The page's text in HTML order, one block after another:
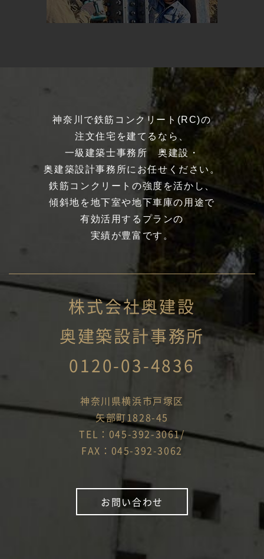
神奈川で鉄筋コンクリート(RC)の
注文住宅を建てるなら、
一級建築士事務所 奥建設・
奥建築設計事務所にお任せください。
鉄筋コンクリートの強度を活かし、
傾斜地を地下室や地下車庫の用途で
有効活用するプランの
実績が豊富です。
株式会社奥建設
奥建築設計事務所
0120-03-4836
神奈川県横浜市戸塚区
矢部町1828-45
TEL：045-392-3061/
FAX：045-392-3062
お問い合わせ